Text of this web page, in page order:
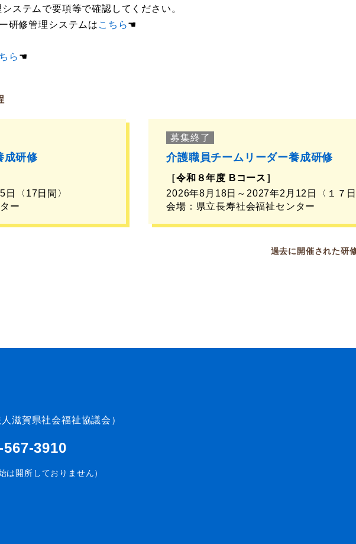
システムで要項等で確認してください。
修管理システムは こちら☚
ら ☚
成研修
〈17日間〉
ー
募集終了
介護職員チームリーダー養成研修
［令和８年度 Bコース］
2026年8月18日～2027年2月12日〈１７日
会場：県立長寿社会福祉センター
過去に開催された研
人滋賀県社会福祉協議会）
567-3910
は開所しておりません）